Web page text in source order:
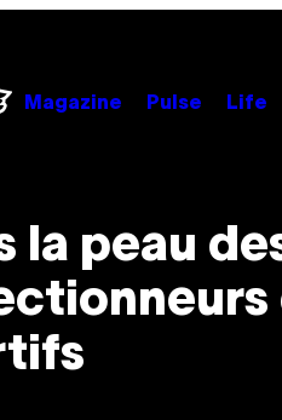
Magazine Pulse Life
la peau